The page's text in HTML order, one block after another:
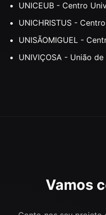
UNICEUB - Centro
UNICHRISTUS -
UNISÃOMIGUEL -
UNIVIÇOSA - União
Vamos